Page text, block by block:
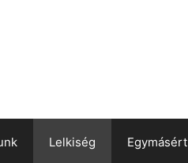
Lelkiség Egymásért